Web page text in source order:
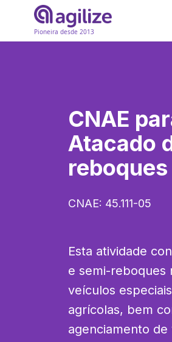
Pioneira desde 2013
CNAE
Atacado
CNAE: 45.111-05
Esta atividade
e semi-reboques
veículos
agrícolas, bem
agenciamento